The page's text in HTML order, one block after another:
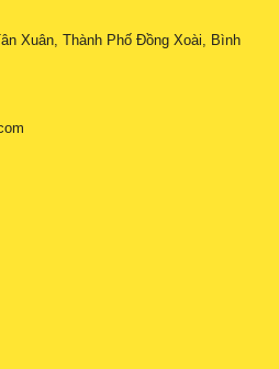
Xuân, Thành Phố Đồng Xoài, Bình